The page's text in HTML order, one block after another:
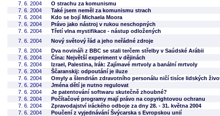
7. 6. 2004
O strachu za komunismu
7. 6. 2004
Také jsem neměl za komunismu strach
7. 6. 2004
Kdo se bojí Michaela Moora
7. 6. 2004
Právo jako nástroj v rukou neschopných
7. 6. 2004
Třetí vlna mystifikace - nástup odložených
7. 6. 2004
Nový světový řád a jeho neřádné zdroje
7. 6. 2004
Dva novináři z BBC se stali terčem střelby v Saúdské Arábii
7. 6. 2004
Čína: Největší experiment v dějinách
7. 6. 2004
Izrael, Palestina, Irák: Zajímavé mrtvoly a banální mrtvoly
7. 6. 2004
Ščaranskij: odpoutání je iluze
7. 6. 2004
Omyly a šlendrián zdravotního personálu ničí tisíce lidských
7. 6. 2004
Jména dětí je nutno regulovat
7. 6. 2004
Je patentování softwaru skutečně zhoubné?
7. 6. 2004
Počítačové programy mají právo na copyrightovou ochranu
7. 6. 2004
Zpravodajství iráckého odboje za dny 28. - 31. května 2004
7. 6. 2004
Poučení z vyjednávání Švýcarska s Evropskou unií